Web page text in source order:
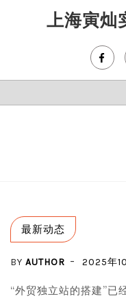
上海寅灿
Close
最新动态
BY AUTHOR 2025年
“外贸独立站的搭建”已